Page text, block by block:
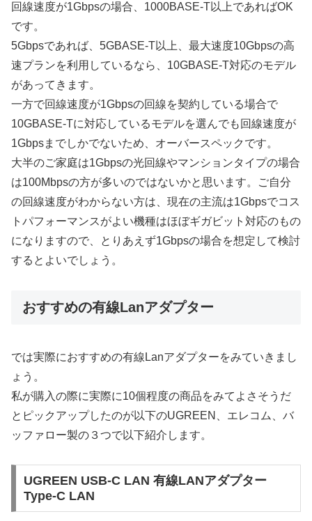
回線速度が1Gbpsの場合、1000BASE-T以上であればOK
です。
5Gbpsであれば、5GBASE-T以上、最大速度10Gbpsの高
速プランを利用しているなら、10GBASE-T対応のモデル
があってきます。
一方で回線速度が1Gbpsの回線を契約している場合で
10GBASE-Tに対応しているモデルを選んでも回線速度が
1Gbpsまでしかでないため、オーバースペックです。
大半のご家庭は1Gbpsの光回線やマンションタイプの場合
は100Mbpsの方が多いのではないかと思います。ご自分
の回線速度がわからない方は、現在の主流は1Gbpsでコス
トパフォーマンスがよい機種はほぼギガビット対応のもの
になりますので、とりあえず1Gbpsの場合を想定して検討
するとよいでしょう。
おすすめの有線Lanアダプター
では実際におすすめの有線Lanアダプターをみていきまし
ょう。
私が購入の際に実際に10個程度の商品をみてよさそうだ
とピックアップしたのが以下のUGREEN、エレコム、バ
ッファロー製の３つで以下紹介します。
UGREEN USB-C LAN 有線LANアダプター
Type-C LAN